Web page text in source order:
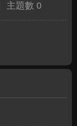
主題數 0